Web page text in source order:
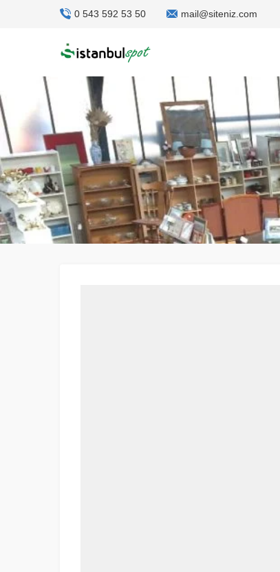
0 543 592 53 50 mail@siteniz.com